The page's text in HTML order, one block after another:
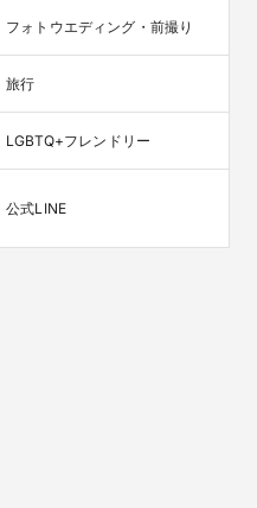
フォトウエディング・前撮り
旅行
LGBTQ+フレンドリー
公式LINE